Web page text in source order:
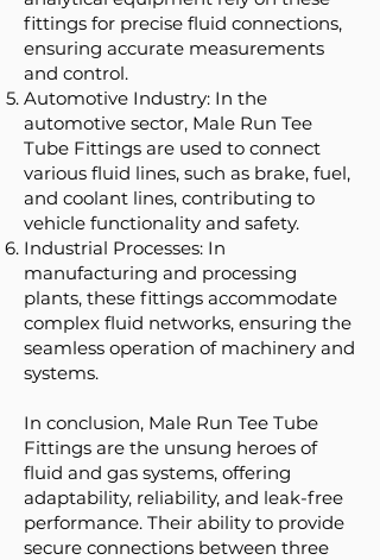
fittings for precise fluid connections,
ensuring accurate measurements
and control.
Automotive Industry: In the
automotive sector, Male Run Tee
Tube Fittings are used to connect
various fluid lines, such as brake, fuel,
and coolant lines, contributing to
vehicle functionality and safety.
Industrial Processes: In
manufacturing and processing
plants, these fittings accommodate
complex fluid networks, ensuring the
seamless operation of machinery and
systems.
In conclusion, Male Run Tee Tube
Fittings are the unsung heroes of
fluid and gas systems, offering
adaptability, reliability, and leak-free
performance. Their ability to provide
secure connections between three